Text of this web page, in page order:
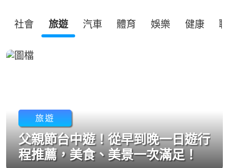
社會 旅遊 汽車 體育 娛樂 健康
旅遊
父親節台中遊！從早到晚一日遊行
程推薦，美食、美景一次滿足！